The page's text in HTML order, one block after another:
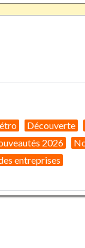
Découverte
2026
entreprises